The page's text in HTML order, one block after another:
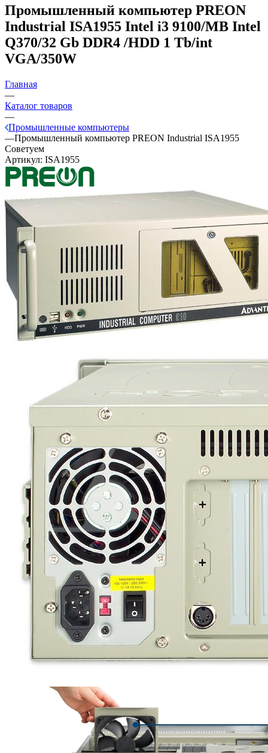
Промышленный компьютер PREON
Industrial ISA1955 Intel i3 9100/MB Intel
Q370/32 Gb DDR4 /HDD 1 Tb/int
VGA/350W
Главная
—
Каталог товаров
—
Промышленные компьютеры
—Промышленный компьютер PREON Industrial ISA1955
Советуем
Артикул: ISA1955